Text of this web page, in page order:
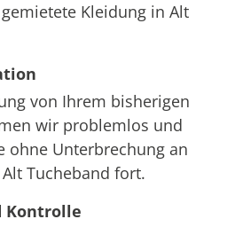
Kleidung in Alt
von Ihrem bisherigen
wir problemlos und
ohne Unterbrechung an
Tucheband fort.
Kontrolle